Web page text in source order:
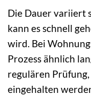
Die Dauer variiert
kann es schnell
wird. Bei
Prozess ähnlich
regulären
eingehalten